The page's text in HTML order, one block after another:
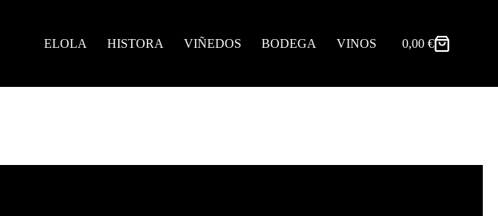
ELOLA HISTORA VIÑEDOS BODEGA VINOS 0,00 €